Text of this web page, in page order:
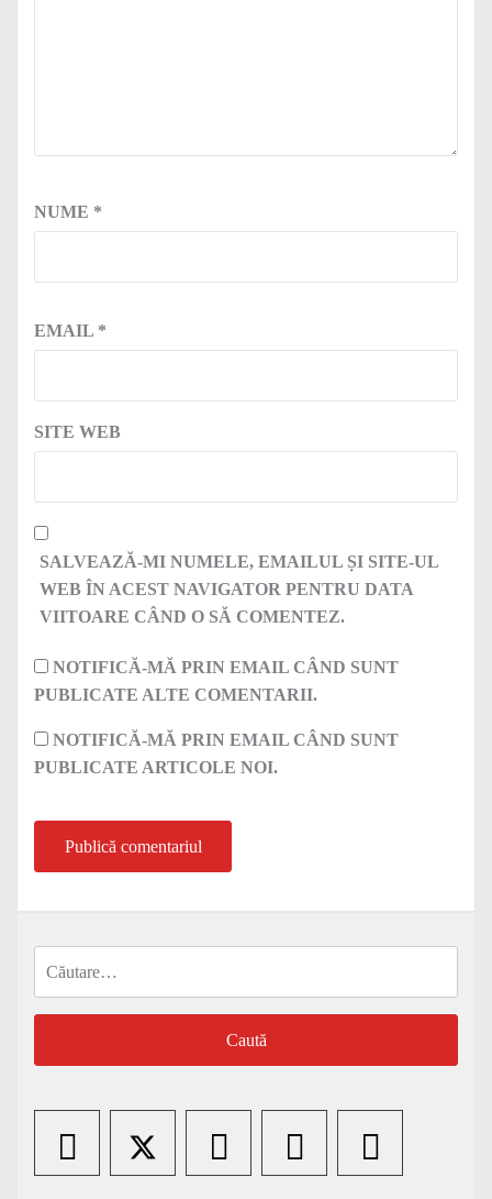
NUME *
EMAIL *
SITE WEB
SALVEAZĂ-MI NUMELE, EMAILUL ȘI SITE-UL
WEB ÎN ACEST NAVIGATOR PENTRU DATA
VIITOARE CÂND O SĂ COMENTEZ.
NOTIFICĂ-MĂ PRIN EMAIL CÂND SUNT
PUBLICATE ALTE COMENTARII.
NOTIFICĂ-MĂ PRIN EMAIL CÂND SUNT
PUBLICATE ARTICOLE NOI.